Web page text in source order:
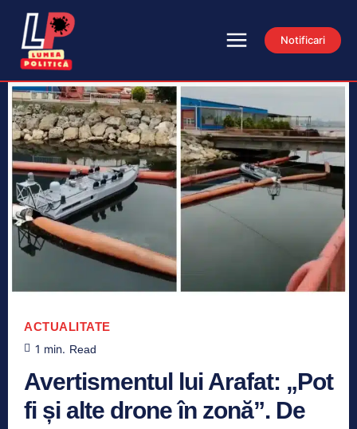
Notificari
ACTUALITATE
1 min. Read
Avertismentul lui Arafat: „Pot
fi și alte drone în zonă”. De